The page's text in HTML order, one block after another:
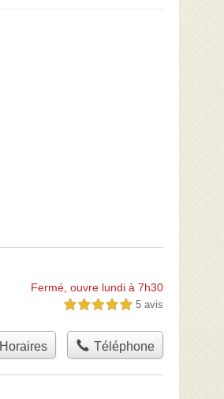
Fermé, ouvre lundi à 7h30
5,0 étoiles sur 5 5 avis
Horaires Téléphone